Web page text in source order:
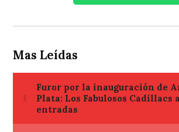
Mas Leídas